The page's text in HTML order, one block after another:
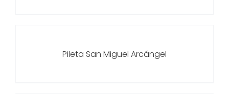
Pileta San Miguel Arcángel